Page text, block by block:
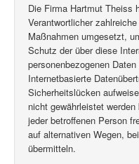
Die Firma Hartmut Theiss
Verantwortlicher
Maßnahmen umgesetzt,
Schutz der über diese
personenbezogenen
Internetbasierte
Sicherheitslücken
nicht gewährleistet
jeder betroffenen Person
auf alternativen Wegen,
übermitteln.